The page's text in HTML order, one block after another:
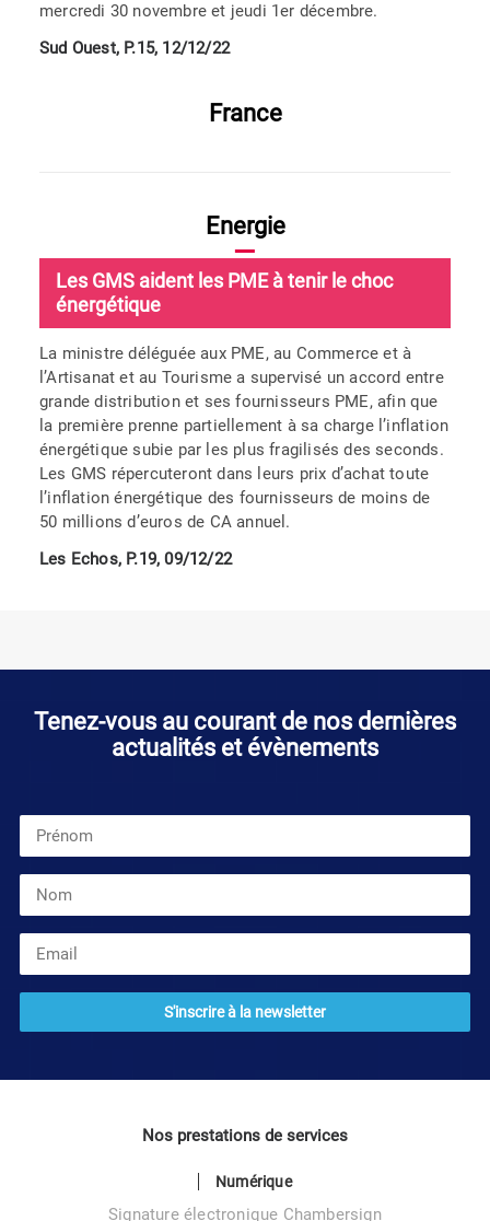
mercredi 30 novembre et jeudi 1er décembre.
Sud Ouest, P.15, 12/12/22
France
Energie
Les GMS aident les PME à tenir le choc
énergétique
La ministre déléguée aux PME, au Commerce et à
l’Artisanat et au Tourisme a supervisé un accord entre
grande distribution et ses fournisseurs PME, afin que
la première prenne partiellement à sa charge l’inflation
énergétique subie par les plus fragilisés des seconds.
Les GMS répercuteront dans leurs prix d’achat toute
l’inflation énergétique des fournisseurs de moins de
50 millions d’euros de CA annuel.
Les Echos, P.19, 09/12/22
Tenez-vous au courant de nos dernières
actualités et évènements
Nos prestations de services
Numérique
Signature électronique Chambersign